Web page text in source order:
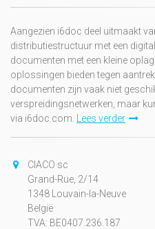
Aangezien i6doc deel uitmaakt
distributiestructuur met een
documenten met een kleine
oplossingen bieden tegen
documenten zijn vaak niet
verspreidingsnetwerken, maar
via i6doc.com.
Lees verder
CIACO sc
Grand-Rue, 2/14
1348 Louvain-la-Neuve
België
TVA: BE0407.236.187